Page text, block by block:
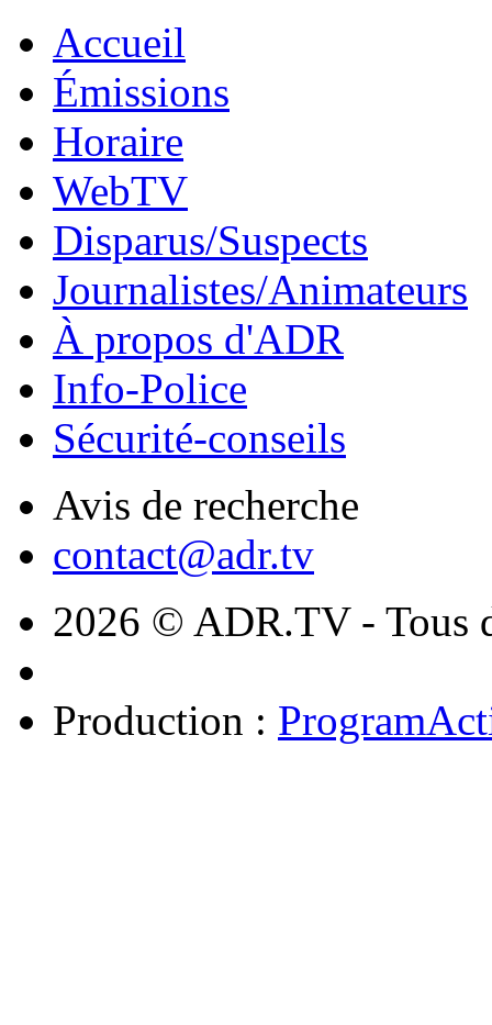
Accueil
Émissions
Horaire
WebTV
Disparus/Suspects
Journalistes/Animateurs
À propos d'ADR
Info-Police
Sécurité-conseils
Avis de recherche
contact@adr.tv
2026 © ADR.TV - Tous
Production :